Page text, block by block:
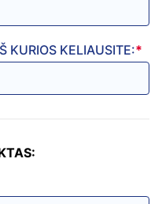
KURIOS KELIAUSITE:*